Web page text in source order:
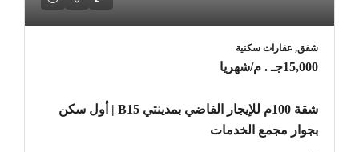
شقق, عقارات سكنية
15,000جـ . م /شهريا
شقة 100م للإيجار الفاضي بمدينتي B15 | أول سكن
بجوار مجمع الخدمات